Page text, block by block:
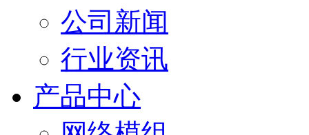
公司新闻
行业资讯
产品中心